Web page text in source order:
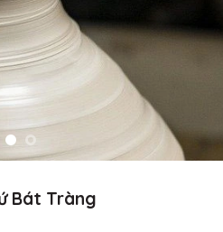
Bát Tràng